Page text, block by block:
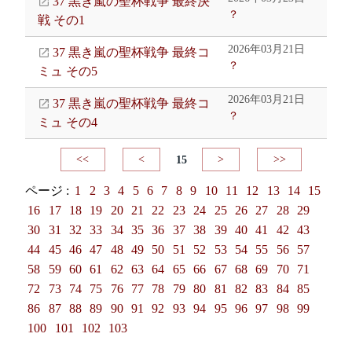
戦 その1
？
37 黒き嵐の聖杯戦争 最終コ
ミュ その5
2026年03月21日
？
37 黒き嵐の聖杯戦争 最終コ
ミュ その4
2026年03月21日
？
<< < 15 > >>
ページ : 1 2 3 4 5 6 7 8 9 10 11 12 13 14
15
16
17 18 19 20 21 22 23 24 25 26 27 28
29
30
31 32 33 34 35 36 37 38 39 40 41 42
43
44
45 46 47 48 49 50 51 52 53 54 55 56
57
58
59 60 61 62 63 64 65 66 67 68 69 70
71
72
73 74 75 76 77 78 79 80 81 82 83 84
85
86
87 88 89 90 91 92 93 94 95 96 97 98
99
100
101 102 103